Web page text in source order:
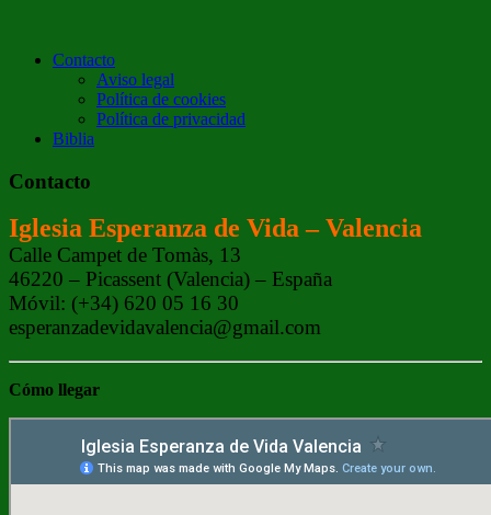
Contacto
Aviso legal
Política de cookies
Política de privacidad
Biblia
Contacto
Iglesia Esperanza de Vida – Valencia
Calle Campet de Tomàs, 13
46220 – Picassent (Valencia) – España
Móvil: (+34) 620 05 16 30
esperanzadevidavalencia@gmail.com
Cómo llegar